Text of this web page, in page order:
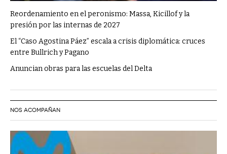
Reordenamiento en el peronismo: Massa, Kicillof y la
presión por las internas de 2027
El “Caso Agostina Páez” escala a crisis diplomática: cruces
entre Bullrich y Pagano
Anuncian obras para las escuelas del Delta
NOS ACOMPAÑAN